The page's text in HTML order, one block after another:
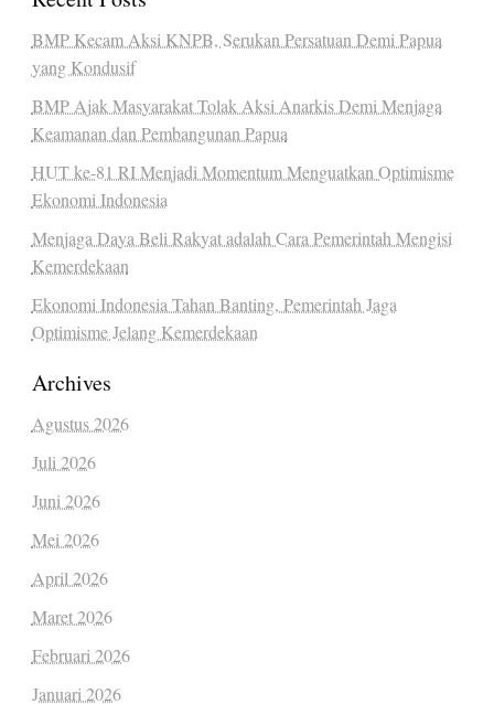
BMP Kecam Aksi KNPB, Serukan Persatuan Demi Papua
yang Kondusif
BMP Ajak Masyarakat Tolak Aksi Anarkis Demi Menjaga
Keamanan dan Pembangunan Papua
HUT ke-81 RI Menjadi Momentum Menguatkan Optimisme
Ekonomi Indonesia
Menjaga Daya Beli Rakyat adalah Cara Pemerintah Mengisi
Kemerdekaan
Ekonomi Indonesia Tahan Banting, Pemerintah Jaga
Optimisme Jelang Kemerdekaan
Archives
Agustus 2026
Juli 2026
Juni 2026
Mei 2026
April 2026
Maret 2026
Februari 2026
Januari 2026